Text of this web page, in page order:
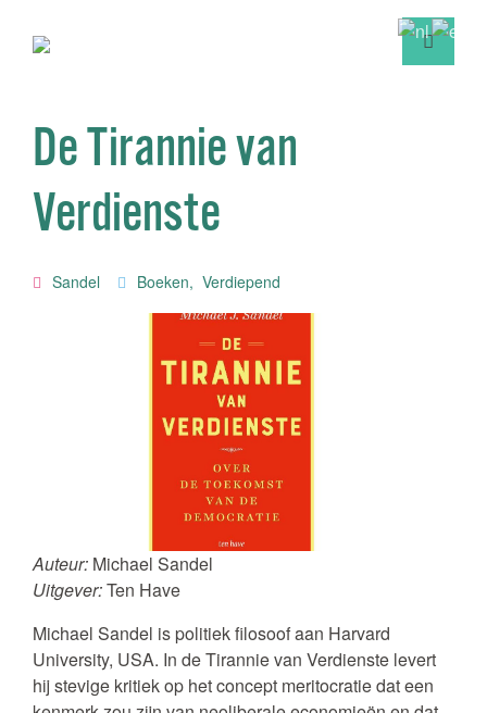
De Tirannie van
Verdienste
Sandel Boeken, Verdiepend
Auteur: Michael Sandel
Uitgever:Ten Have
Michael Sandel is politiek filosoof aan Harvard
University, USA. In de Tirannie van Verdienste levert
hij stevige kritiek op het concept meritocratie dat een